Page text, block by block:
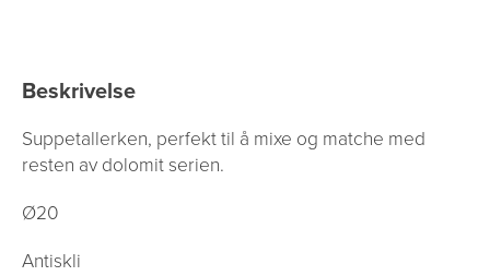
Beskrivelse
Suppetallerken, perfekt til å mixe og matche med
resten av dolomit serien.
Ø20
Antiskli